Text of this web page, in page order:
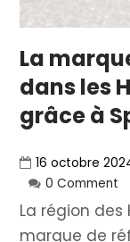
La
dans les
grâce à
16 octobre
0 Comment
La région
marque de